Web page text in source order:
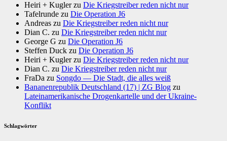
Heiri + Kuglerzu Die Kriegstreiber reden nicht nur
Tafelrunde zu Die Operation J6
Andreas zu Die Kriegstreiber reden nicht nur
Dian C. zu Die Kriegstreiber reden nicht nur
George G zu Die Operation J6
Steffen Duck zu Die Operation J6
Heiri + Kuglerzu Die Kriegstreiber reden nicht nur
Dian C. zu Die Kriegstreiber reden nicht nur
FraDa zu Songdo — Die Stadt, die alles weiß
Bananenrepublik Deutschland (17) | ZG Blog zu
Lateinamerikanische Drogenkartelle und der Ukraine-
Konflikt
Schlagwörter